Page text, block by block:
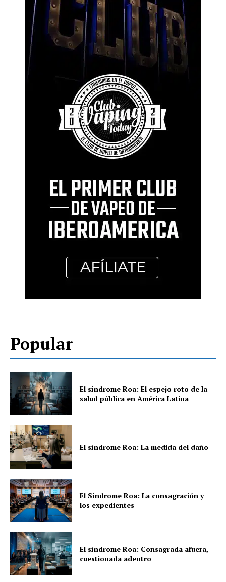
Popular
El síndrome Roa: El espejo roto de la
salud pública en América Latina
El síndrome Roa: La medida del daño
El Síndrome Roa: La consagración y
los expedientes
El síndrome Roa: Consagrada afuera,
cuestionada adentro